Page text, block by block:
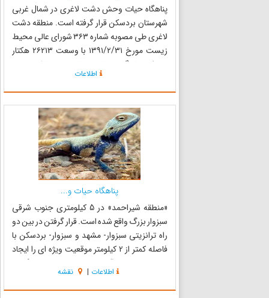
پناهگاه حیات وحش دشت لاغری در شمال غربی
شهرستان بردسکن قرار گرفته است. منطقه دشت
لاغری طی مصوبه شماره ۳۶۳ شورای عالی محیط
زیست مورخ ۱۳۹۱/۲/۳۱ با وسعت ۲۶۲۱۳ هکتار
بعنوان پناهگاه حیات وحش به مناطق تحت
مدیریت سازمان حفاظت محیط زیست پیوسته
است. گونه شاخص گیاهی این منطقه قیچ می‌باشد
که همرا...
اطلاعات
پناهگاه حیات و...
«منطقه شیراحمد» در 5 کیلومتری جنوب شرقی
سبزوار بزرگ واقع شده است. قرار گرفتن در بین دو
راه ترانزیتی سبزوار- مشهد و سبزوار- بردسکن با
فاصله کمتر از 2 کیلومتر موقعیت ویژه ای را ایجاد
نموده تا ارزشهای آموزشی- پژوهشی و تفرجگاهی
آن بیشتر مورد توجه مردم قرار گیرد. این منطقه از
اقلیم خشک و ک...
اطلاعات | نقشه